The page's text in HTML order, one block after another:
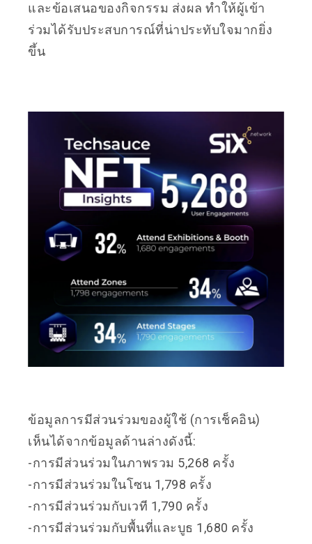
และข้อเสนอของกิจกรรม ส่งผล ทำให้ผู้เข้า
ร่วมได้รับประสบการณ์ที่น่าประทับใจมากยิ่ง
ขึ้น
ข้อมูลการมีส่วนร่วมของผู้ใช้ (การเช็คอิน)
เห็นได้จากข้อมูลด้านล่างดังนี้:
-การมีส่วนร่วมในภาพรวม 5,268 ครั้ง
-การมีส่วนร่วมในโซน 1,798 ครั้ง
-การมีส่วนร่วมกับเวที 1,790 ครั้ง
-การมีส่วนร่วมกับพื้นที่และบูธ 1,680 ครั้ง